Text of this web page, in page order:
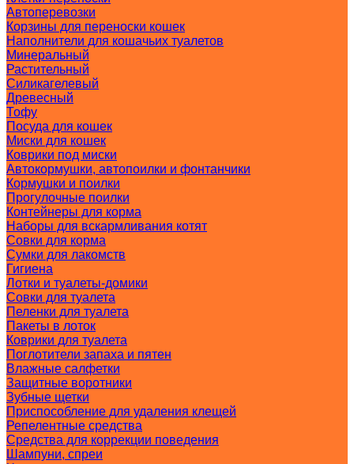
Автоперевозки
Корзины для переноски кошек
Наполнители для кошачьих туалетов
Минеральный
Растительный
Силикагелевый
Древесный
Тофу
Посуда для кошек
Миски для кошек
Коврики под миски
Автокормушки, автопоилки и фонтанчики
Кормушки и поилки
Прогулочные поилки
Контейнеры для корма
Наборы для вскармливания котят
Совки для корма
Сумки для лакомств
Гигиена
Лотки и туалеты-домики
Совки для туалета
Пеленки для туалета
Пакеты в лоток
Коврики для туалета
Поглотители запаха и пятен
Влажные салфетки
Защитные воротники
Зубные щетки
Приспособление для удаления клещей
Репелентные средства
Средства для коррекции поведения
Шампуни, спреи